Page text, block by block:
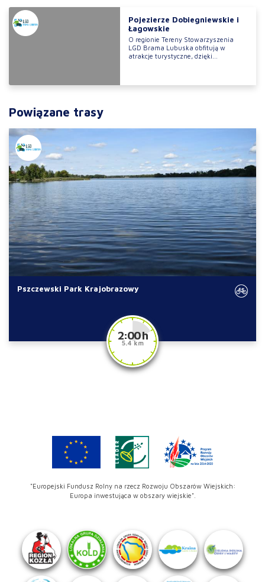
Pojezierze Dobiegniewskie i
Łagowskie
O regionie Tereny Stowarzyszenia
LGD Brama Lubuska obfitują w
atrakcje turystyczne, dzięki...
Powiązane trasy
Pszczewski Park Krajobrazowy
2:00 h
5.4 km
"Europejski Fundusz Rolny na rzecz Rozwoju Obszarów Wiejskich:
Europa inwestująca w obszary wiejskie".